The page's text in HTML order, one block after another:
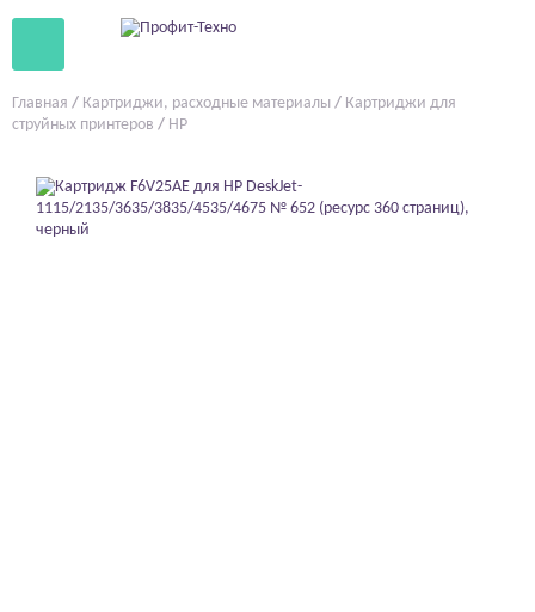
Главная / Картриджи, расходные материалы / Картриджи для
струйных принтеров / HP